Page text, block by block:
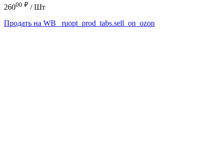
26000 ₽ / Шт
Продать на WB
_ruopt_prod_tabs.sell_on_ozon